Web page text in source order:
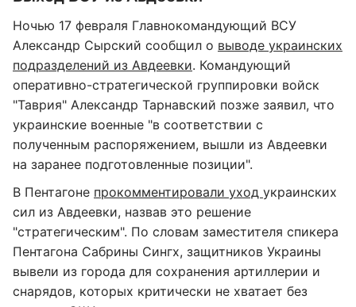
Ночью 17 февраля Главнокомандующий ВСУ
Александр Сырский сообщил о выводе украинских
подразделений из Авдеевки. Командующий
оперативно-стратегической группировки войск
"Таврия" Александр Тарнавский позже заявил, что
украинские военные "в соответствии с
полученным распоряжением, вышли из Авдеевки
на заранее подготовленные позиции".
В Пентагоне прокомментировали уход украинских
сил из Авдеевки, назвав это решение
"стратегическим". По словам заместителя спикера
Пентагона Сабрины Сингх, защитников Украины
вывели из города для сохранения артиллерии и
снарядов, которых критически не хватает без